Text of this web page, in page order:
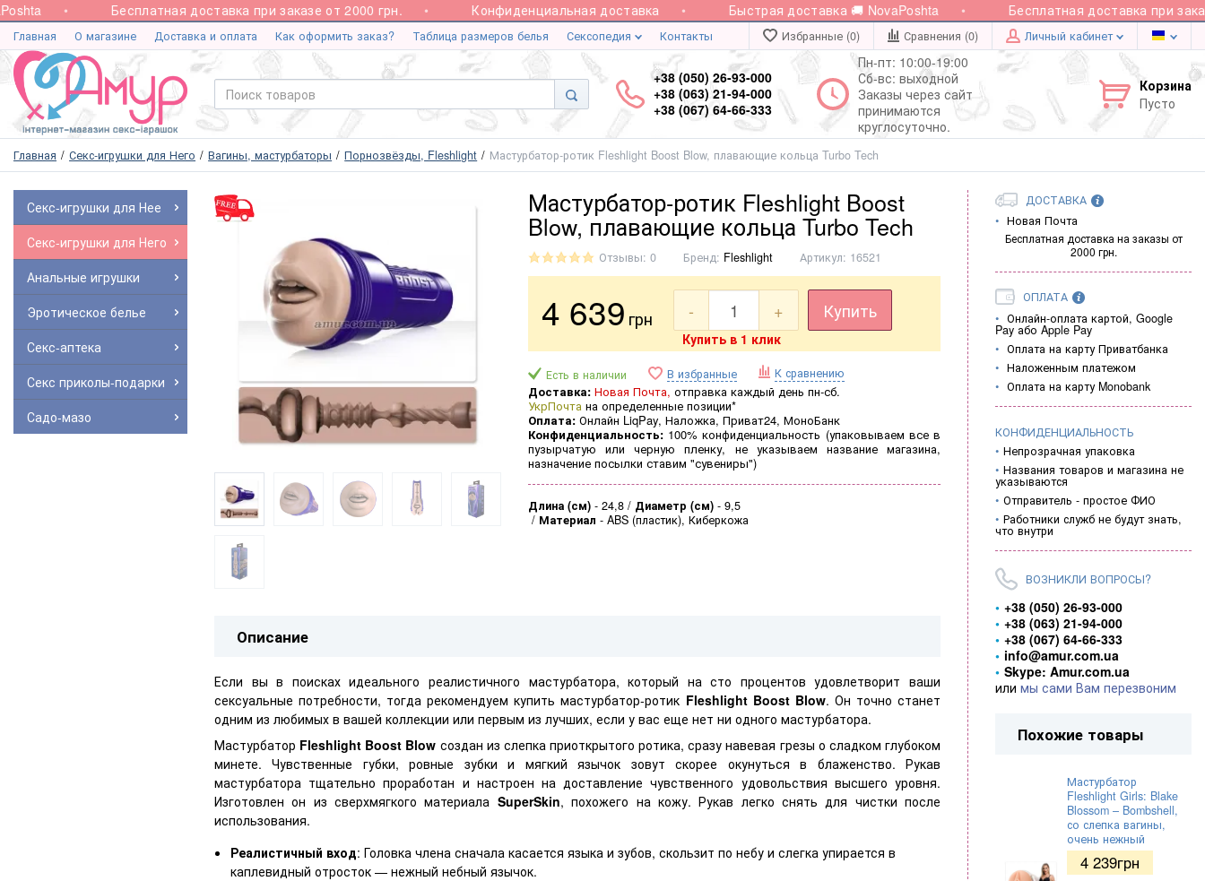
Бесплатная доставка при заказе от 2000 грн. Конфиденциальная доставка Быстрая доставка 🚚 NovaPoshta Бесплатная доставка при
Главная О магазине Доставка и оплата Как оформить заказ? Таблица размеров белья Сексопедия Контакты Избранные (0) Сравнения (0) Личный кабинет
+38 (050) 26-93-000
+38 (063) 21-94-000
+38 (067) 64-66-333
Пн-пт: 10:00-19:00
Сб-вс: выходной
Заказы через сайт
принимаются
круглосуточно.
Корзина
Пусто
Главная Секс-игрушки для Него Вагины, мастурбаторы Порнозвёзды, Fleshlight Мастурбатор-ротик Fleshlight Boost Blow, плавающие кольца Turbo Tech
Секс-игрушки для Нее
Секс-игрушки для Него
Анальные игрушки
Эротическое белье
Секс-аптека
Секс приколы-подарки
Садо-мазо
Мастурбатор-ротик Fleshlight Boost
Blow, плавающие кольца Turbo Tech
Отзывы: 0 Бренд: Fleshlight Артикул: 16521
4 639 грн - + Купить
Купить в 1 клик
Есть в наличии В избранные К сравнению
Доставка: Новая Почта, отправка каждый день пн-сб.
УкрПочта на определенные позиции*
Оплата: Онлайн LiqPay, Наложка, Приват24, МоноБанк
Конфиденциальность: 100% конфиденциальность (упаковываем все в
пузырчатую или черную пленку, не указываем название магазина,
назначение посылки ставим "сувениры")
Длина (см) - 24,8 Диаметр (см) - 9,5
Материал - ABS (пластик), Киберкожа
Описание
Если вы в поисках идеального реалистичного мастурбатора, который на сто процентов удовлетворит ваши
сексуальные потребности, тогда рекомендуем купить мастурбатор-ротик Fleshlight Boost Blow. Он точно станет
одним из любимых в вашей коллекции или первым из лучших, если у вас еще нет ни одного мастурбатора.
Мастурбатор Fleshlight Boost Blow создан из слепка приоткрытого ротика, сразу навевая грезы о сладком глубоком
минете. Чувственные губки, ровные зубки и мягкий язычок зовут скорее окунуться в блаженство. Рукав
мастурбатора тщательно проработан и настроен на доставление чувственного удовольствия высшего уровня.
Изготовлен он из сверхмягкого материала SuperSkin, похожего на кожу. Рукав легко снять для чистки после
использования.
Реалистичный вход: Головка члена сначала касается языка и зубов, скользит по небу и слегка упирается в
каплевидный отросток — нежный небный язычок.
ДОСТАВКА
Новая Почта
Бесплатная доставка на заказы от
2000 грн.
ОПЛАТА
Онлайн-оплата картой, Google
Pay або Apple Pay
Оплата на карту Приватбанка
Наложенным платежом
Оплата на карту Monobank
КОНФИДЕНЦИАЛЬНОСТЬ
Непрозрачная упаковка
Названия товаров и магазина не
указываются
Отправитель - простое ФИО
Работники служб не будут знать,
что внутри
ВОЗНИКЛИ ВОПРОСЫ?
+38 (050) 26-93-000
+38 (063) 21-94-000
+38 (067) 64-66-333
info@amur.com.ua
Skype: Amur.com.ua
или мы сами Вам перезвоним
Похожие товары
Мастурбатор
Fleshlight Girls: Blake
Blossom – Bombshell,
со слепка вагины,
очень нежный
4 239грн